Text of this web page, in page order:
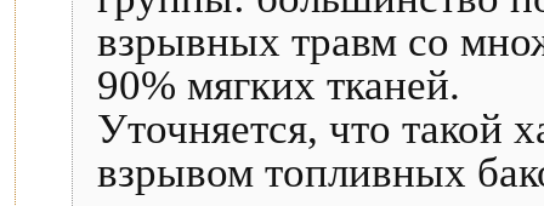
взрывных травм со
90% мягких тканей.
Уточняется, что такой
взрывом топливных